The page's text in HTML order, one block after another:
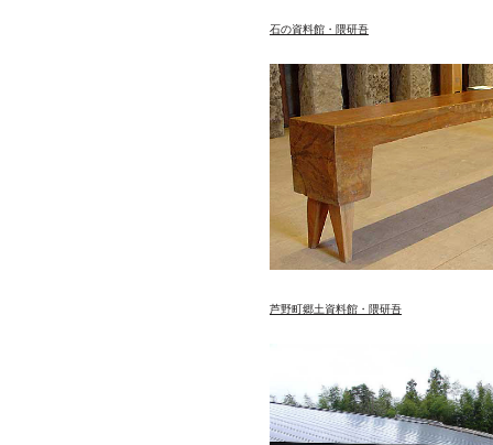
石の資料館・隈研吾
芦野町郷土資料館・隈研吾